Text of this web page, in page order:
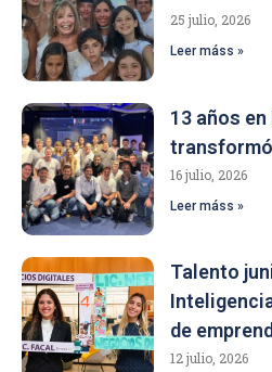
25 julio, 2026
Leer máss »
13 años en
16 julio, 2026
Leer máss »
Talento
de
12 julio, 2026